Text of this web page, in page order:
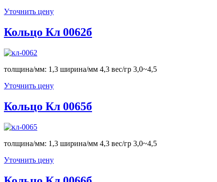
Уточнить цену
Кольцо Кл 0062б
толщина/мм: 1,3 ширина/мм 4,3 вес/гр 3,0~4,5
Уточнить цену
Кольцо Кл 0065б
толщина/мм: 1,3 ширина/мм 4,3 вес/гр 3,0~4,5
Уточнить цену